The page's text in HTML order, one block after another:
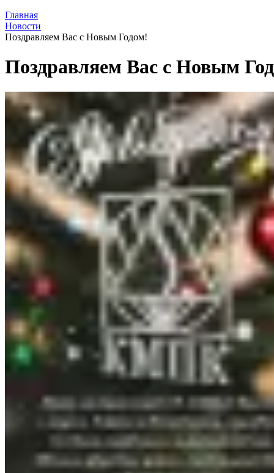
Главная
Новости
Поздравляем Вас с Новым Годом!
Поздравляем Вас с Новым